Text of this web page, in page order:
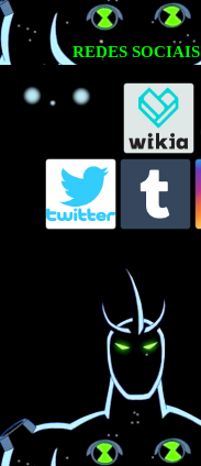
REDES SOCIAIS